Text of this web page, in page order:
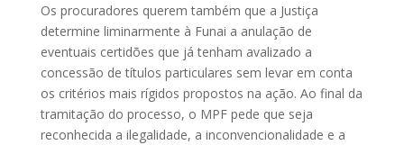
Os procuradores querem também que a Justiça
determine liminarmente à Funai a anulação de
eventuais certidões que já tenham avalizado a
concessão de títulos particulares sem levar em conta
os critérios mais rígidos propostos na ação. Ao final da
tramitação do processo, o MPF pede que seja
reconhecida a ilegalidade, a inconvencionalidade e a